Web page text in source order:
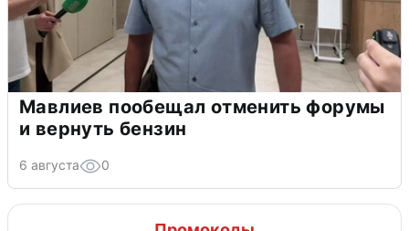
Мавлиев пообещал отменить форумы
и вернуть бензин
6 августа 0